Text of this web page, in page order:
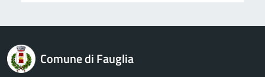
logo Unione Europea
Comune di Fauglia